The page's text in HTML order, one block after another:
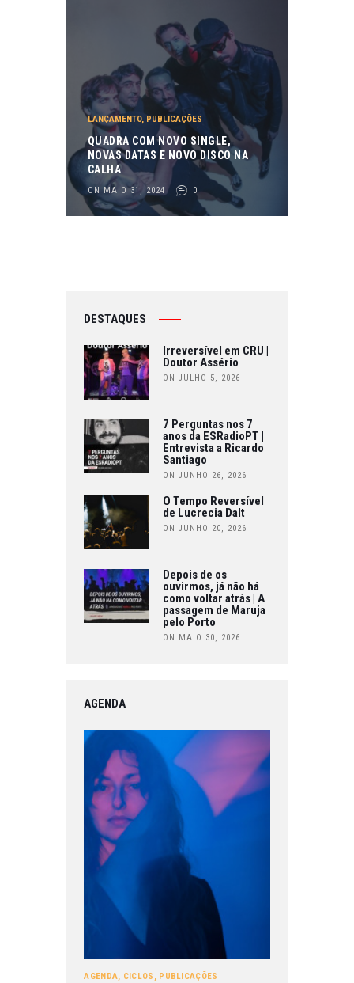
LANÇAMENTO, PUBLICAÇÕES
QUADRA COM NOVO SINGLE,
NOVAS DATAS E NOVO DISCO NA
CALHA
ON MAIO 31, 2024 0
DESTAQUES
Irreversível em CRU |
Doutor Assério
ON JULHO 5, 2026
7 Perguntas nos 7
anos da ESRadioPT |
Entrevista a Ricardo
Santiago
ON JUNHO 26, 2026
O Tempo Reversível
de Lucrecia Dalt
ON JUNHO 20, 2026
Depois de os
ouvirmos, já não há
como voltar atrás | A
passagem de Maruja
pelo Porto
ON MAIO 30, 2026
AGENDA
AGENDA, CICLOS , PUBLICAÇÕES